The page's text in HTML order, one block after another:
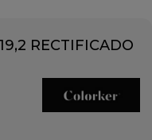
RECTIFICADO